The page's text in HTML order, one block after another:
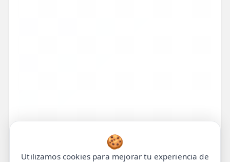
🍪
Utilizamos cookies para mejorar tu experiencia de